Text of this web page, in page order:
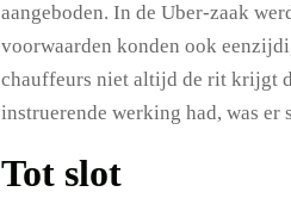
aangeboden. In de Uber-zaak
voorwaarden konden ook
chauffeurs niet altijd de rit krijgt
instruerende werking had, was er
Tot slot